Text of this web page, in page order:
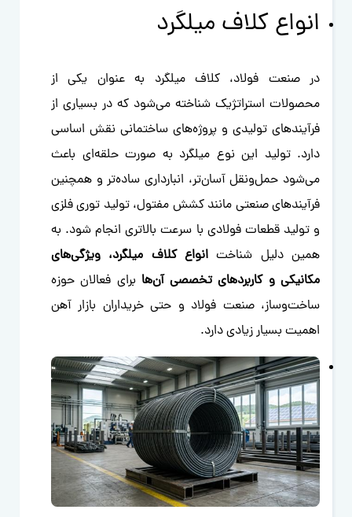
انواع کلاف میلگرد
در صنعت فولاد، کلاف میلگرد به عنوان یکی از
محصولات استراتژیک شناخته می‌شود که در بسیاری از
فرآیندهای تولیدی و پروژه‌های ساختمانی نقش اساسی
دارد. تولید این نوع میلگرد به صورت حلقه‌ای باعث
می‌شود حمل‌ونقل آسان‌تر، انبارداری ساده‌تر و همچنین
فرآیندهای صنعتی مانند کشش مفتول، تولید توری فلزی
و تولید قطعات فولادی با سرعت بالاتری انجام شود. به
همین دلیل شناخت انواع کلاف میلگرد، ویژگی‌های
مکانیکی و کاربردهای تخصصی آن‌ها برای فعالان حوزه
ساخت‌وساز، صنعت فولاد و حتی خریداران بازار آهن
اهمیت بسیار زیادی دارد.